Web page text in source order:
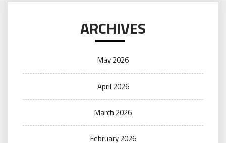
ARCHIVES
May 2026
April 2026
March 2026
February 2026